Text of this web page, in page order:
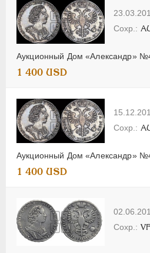
Аукционный Дом «Александр»
1 400 USD
Аукционный Дом «Александр»
1 400 USD